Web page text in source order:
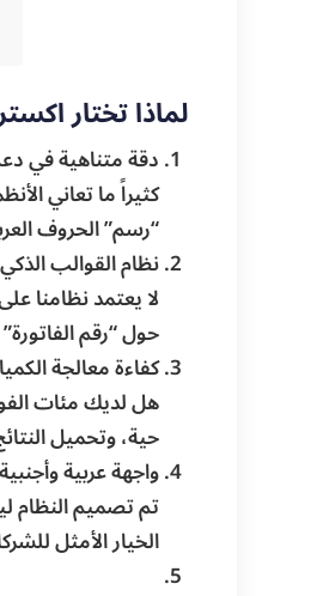
لماذا تختار
دقة متناهية في
كثيراً ما تعاني
“رسم” الحروف
نظام القوالب
لا يعتمد نظامنا
حول “رقم
كفاءة معالجة
هل لديك مئات
حية، وتحميل
واجهة عربية
تم تصميم النظام
الخيار الأمثل